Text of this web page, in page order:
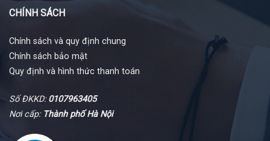
CHÍNH SÁCH
Chính sách và quy định chung
Chính sách bảo mật
Quy định và hình thức thanh toán
Số ĐKKD:0107963405
Nơi cấp: Thành phố Hà Nội